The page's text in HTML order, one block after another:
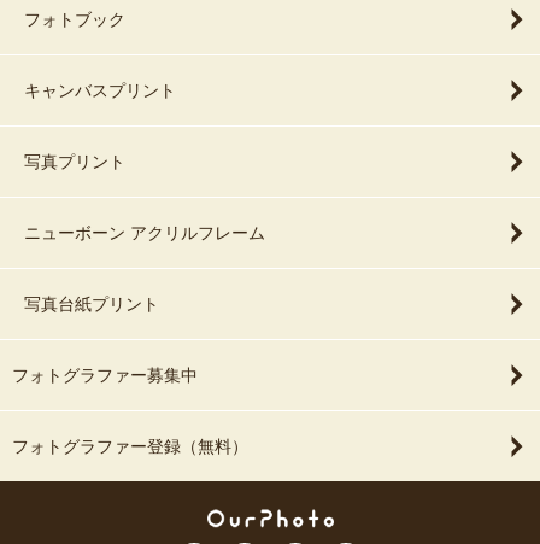
フォトブック
キャンバスプリント
写真プリント
ニューボーン アクリルフレーム
写真台紙プリント
フォトグラファー募集中
フォトグラファー登録（無料）